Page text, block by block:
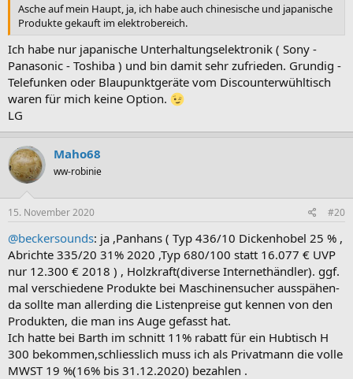
Asche auf mein Haupt, ja, ich habe auch chinesische und japanische
Produkte gekauft im elektrobereich.
Ich habe nur japanische Unterhaltungselektronik ( Sony -
Panasonic - Toshiba ) und bin damit sehr zufrieden. Grundig -
Telefunken oder Blaupunktgeräte vom Discounterwühltisch
waren für mich keine Option.
LG
Maho68
ww-robinie
15. November 2020 #20
@beckersounds: ja ,Panhans ( Typ 436/10 Dickenhobel 25 % ,
Abrichte 335/20 31% 2020 ,Typ 680/100 statt 16.077 € UVP
nur 12.300 € 2018 ) , Holzkraft(diverse Internethändler). ggf.
mal verschiedene Produkte bei Maschinensucher ausspähen-
da sollte man allerding die Listenpreise gut kennen von den
Produkten, die man ins Auge gefasst hat.
Ich hatte bei Barth im schnitt 11% rabatt für ein Hubtisch H
300 bekommen,schliesslich muss ich als Privatmann die volle
MWST 19 %(16% bis 31.12.2020) bezahlen .